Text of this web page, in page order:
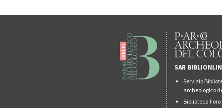
SAR
Servizio
archeologico
Biblioteca